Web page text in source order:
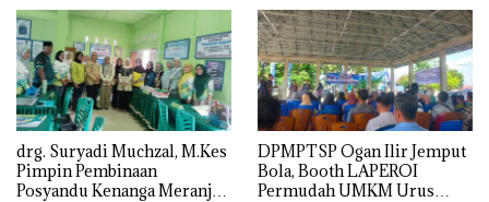
drg. Suryadi Muchzal, M.Kes
Pimpin Pembinaan
Posyandu Kenanga Meranjat
DPMPTSP Ogan Ilir Jemput
Bola, Booth LAPEROI
Permudah UMKM Urus